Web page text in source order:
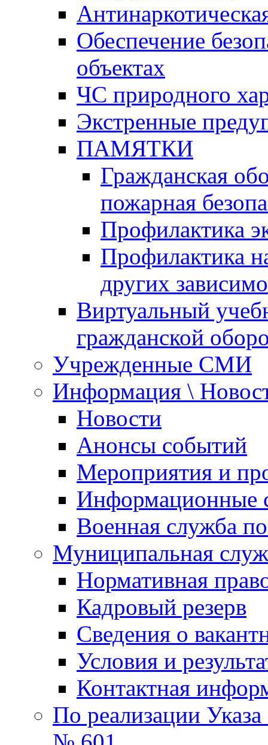
Обеспечение
объектах
ЧС природного
Экстренные
ПАМЯТКИ
Гражданская
пожарная
Профилактика
Профилактика
других
Виртуальный
гражданской
Учрежденные СМИ
Информация \
Новости
Анонсы событий
Мероприятия и
Информационные
Военная служба
Муниципальная
Нормативная
Кадровый резерв
Сведения о
Условия и
Контактная
По реализации